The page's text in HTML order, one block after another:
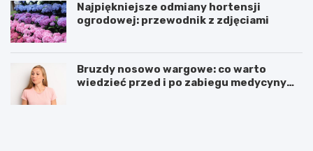
Najpiękniejsze odmiany hortensji
ogrodowej: przewodnik z zdjęciami
Bruzdy nosowo wargowe: co warto
wiedzieć przed i po zabiegu medycyny